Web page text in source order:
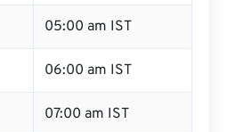
05:00 am IST
06:00 am IST
07:00 am IST